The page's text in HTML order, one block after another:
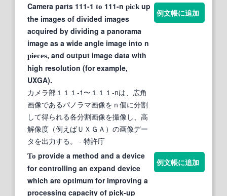
Camera parts 111-1 to 111-n pick up
the images of divided images
acquired by dividing a panorama
image as a wide angle image into n
pieces, and output image data with
high resolution (for example,
UXGA).
カメラ部１１１-1〜１１１-nは、広角
画像であるパノラマ画像をｎ個に分割
して得られる各分割画像を撮像し、高
解像度（例えばＵＸＧＡ）の画像デー
タを出力する。
- 特許庁
例文帳に追加
To provide a method and a device
for controlling an expand device
which are optimum for improving a
processing capacity of pick-up
例文帳に追加